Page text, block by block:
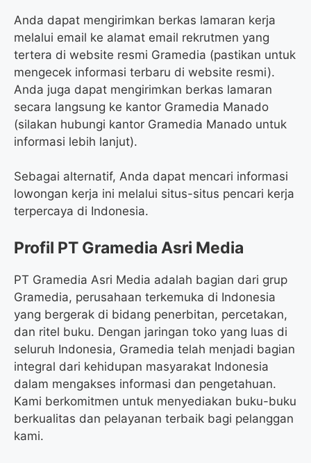
Anda dapat mengirimkan berkas lamaran kerja
melalui email ke alamat email rekrutmen yang
tertera di website resmi Gramedia (pastikan untuk
mengecek informasi terbaru di website resmi).
Anda juga dapat mengirimkan berkas lamaran
secara langsung ke kantor Gramedia Manado
(silakan hubungi kantor Gramedia Manado untuk
informasi lebih lanjut).
Sebagai alternatif, Anda dapat mencari informasi
lowongan kerja ini melalui situs-situs pencari kerja
terpercaya di Indonesia.
Profil PT Gramedia Asri Media
PT Gramedia Asri Media adalah bagian dari grup
Gramedia, perusahaan terkemuka di Indonesia
yang bergerak di bidang penerbitan, percetakan,
dan ritel buku. Dengan jaringan toko yang luas di
seluruh Indonesia, Gramedia telah menjadi bagian
integral dari kehidupan masyarakat Indonesia
dalam mengakses informasi dan pengetahuan.
Kami berkomitmen untuk menyediakan buku-buku
berkualitas dan pelayanan terbaik bagi pelanggan
kami.